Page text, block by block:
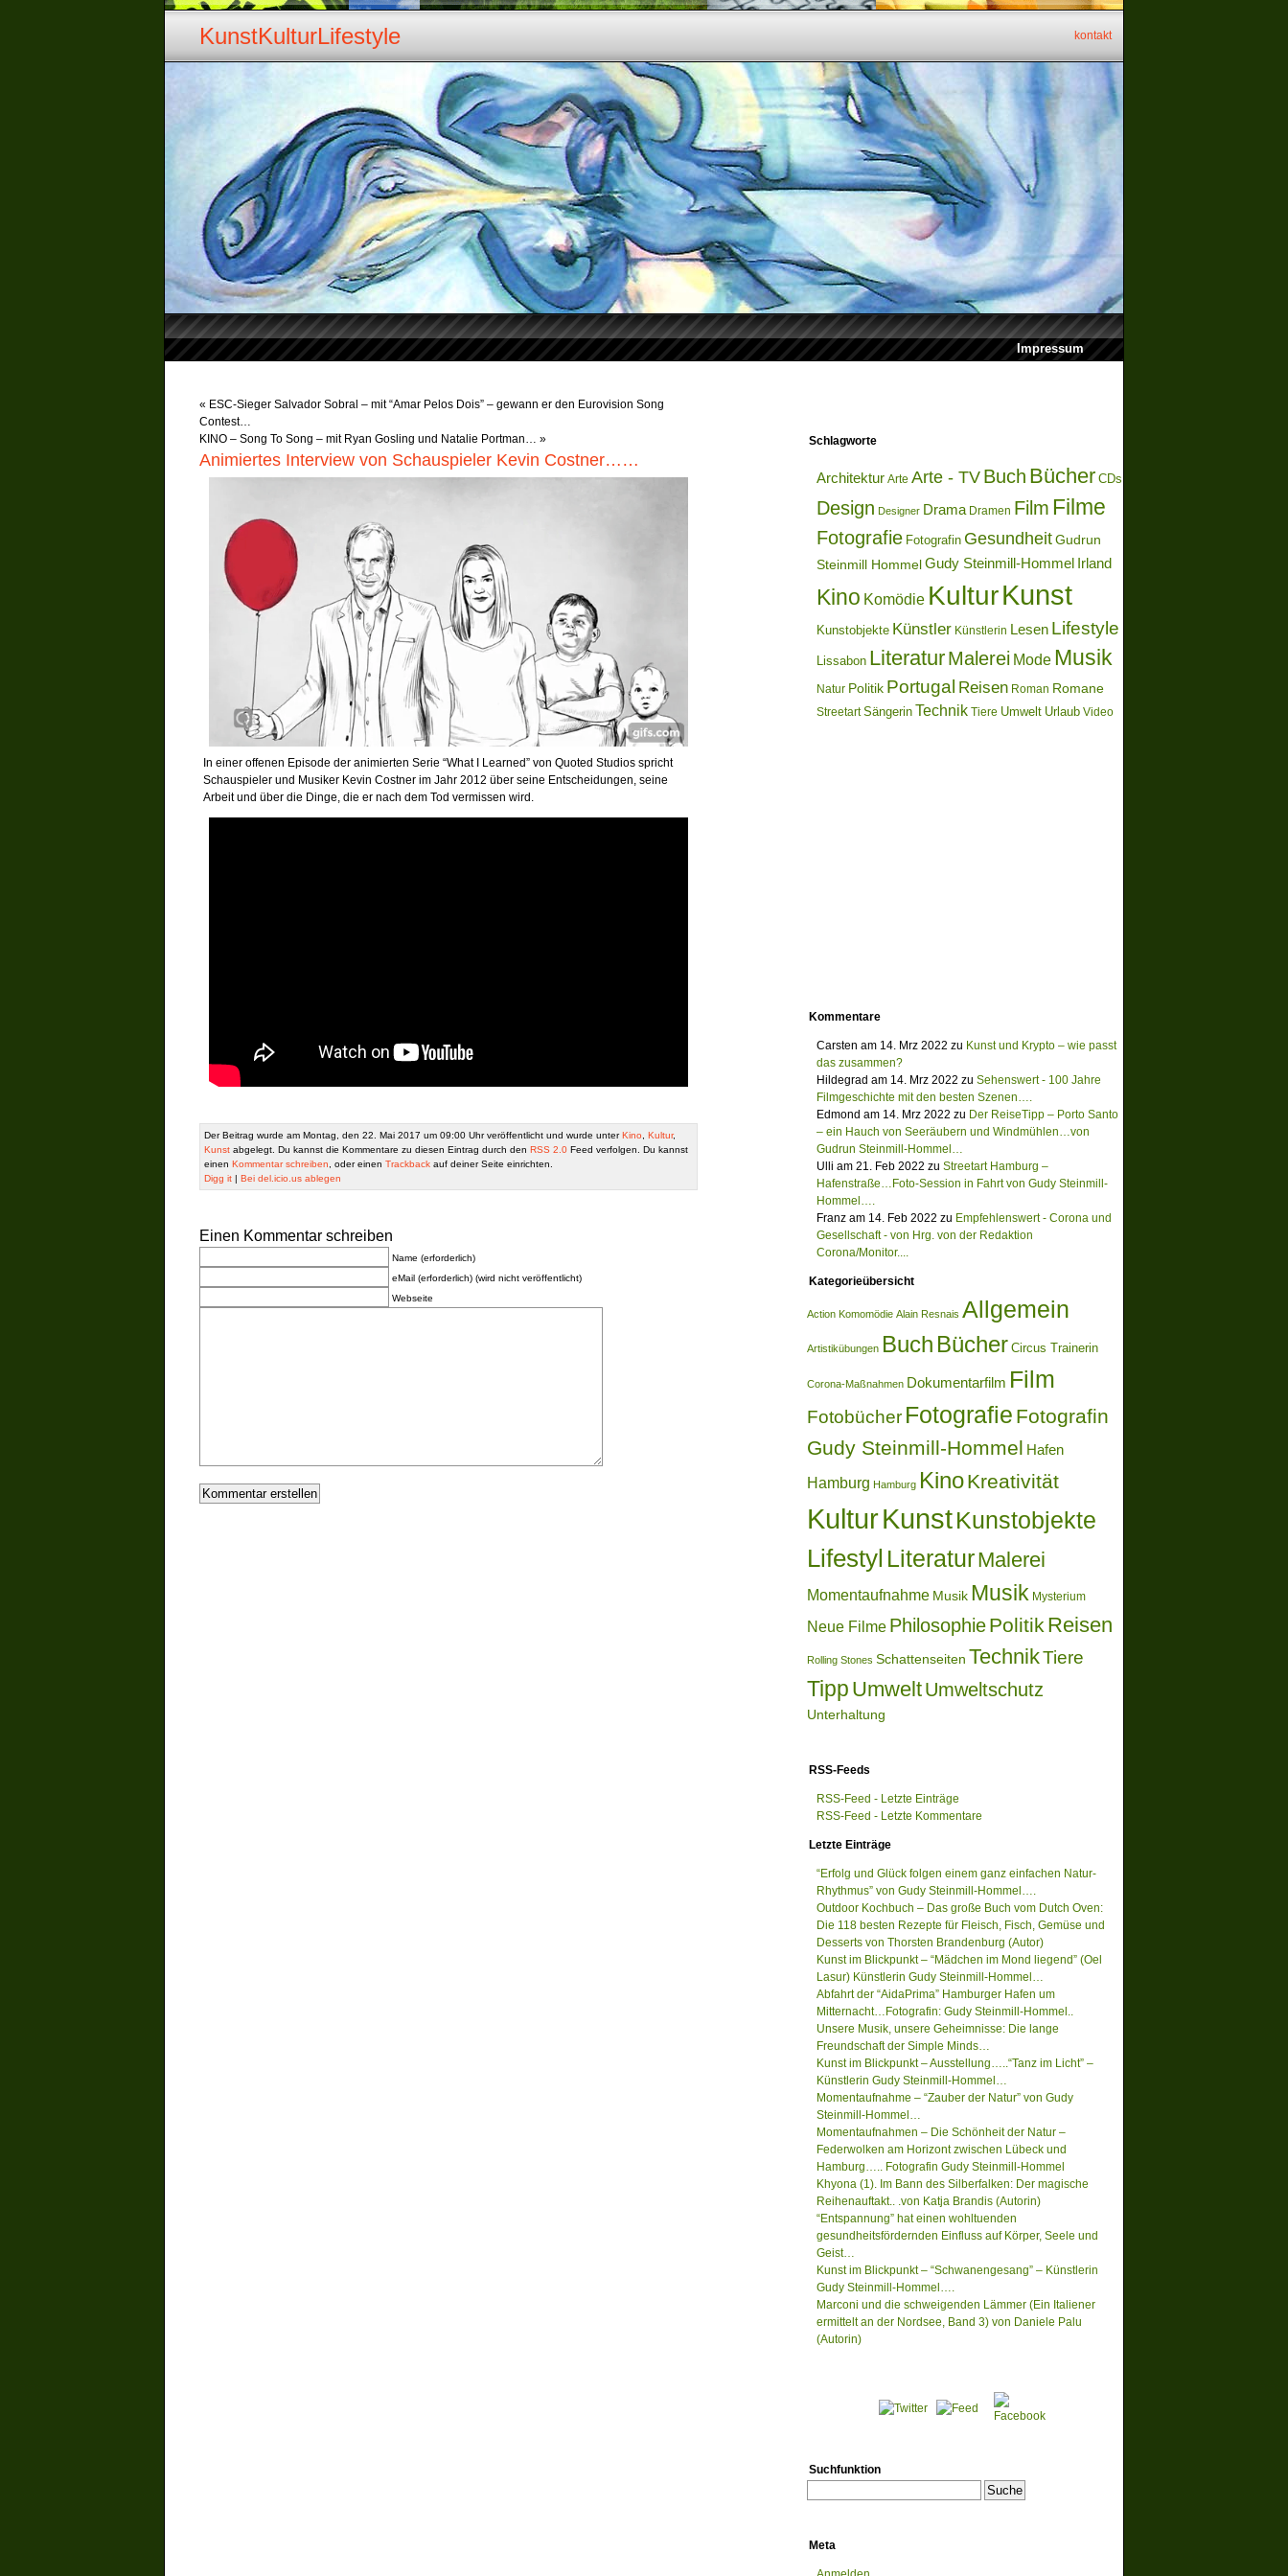
KunstKulturLifestyle kontakt
Impressum
« ESC-Sieger Salvador Sobral – mit “Amar Pelos Dois” – gewann er den Eurovision Song
Contest…
KINO – Song To Song – mit Ryan Gosling und Natalie Portman… »
Animiertes Interview von Schauspieler Kevin Costner……
In einer offenen Episode der animierten Serie “What I Learned” von Quoted Studios spricht
Schauspieler und Musiker Kevin Costner im Jahr 2012 über seine Entscheidungen, seine
Arbeit und über die Dinge, die er nach dem Tod vermissen wird.
Der Beitrag wurde am Montag, den 22. Mai 2017 um 09:00 Uhr veröffentlicht und wurde unterKino Kultur,
Kunst abgelegt. Du kannst die Kommentare zu diesen Eintrag durch den RSS 2.0 Feed verfolgen. Du kannst
einen Kommentar schreiben , oder einen Trackback auf deiner Seite einrichten.
Digg it | Bei del.icio.us ablegen
Einen Kommentar schreiben
Name (erforderlich)
eMail (erforderlich) (wird nicht veröffentlicht)
Webseite
Schlagworte
Architektur Arte Arte - TVBuch Bücher CDs
Design Designer Drama Dramen Film Filme
Fotografie Fotografin Gesundheit Gudrun
Steinmill Hommel Gudy Steinmill-Hommel Irland
Kino Komödie KulturKunst
Kunstobjekte Künstler Künstlerin Lesen Lifestyle
Lissabon LiteraturMalerei Mode Musik
Natur Politik Portugal Reisen Roman Romane
Streetart Sängerin Technik Tiere Umwelt Urlaub Video
Kommentare
Carsten am 14. Mrz 2022 zu Kunst und Krypto – wie passt
das zusammen?
Hildegrad am 14. Mrz 2022 zu Sehenswert - 100 Jahre
Filmgeschichte mit den besten Szenen….
Edmond am 14. Mrz 2022 zu Der ReiseTipp – Porto Santo
– ein Hauch von Seeräubern und Windmühlen…von
Gudrun Steinmill-Hommel…
Ulli am 21. Feb 2022 zu Streetart Hamburg –
Hafenstraße…Foto-Session in Fahrt von Gudy Steinmill-
Hommel….
Franz am 14. Feb 2022 zu Empfehlenswert - Corona und
Gesellschaft - von Hrg. von der Redaktion
Corona/Monitor....
Kategorieübersicht
Action Komomödie Alain Resnais Allgemein
Artistikübungen Buch Bücher Circus Trainerin
Corona-Maßnahmen Dokumentarfilm Film
Fotobücher Fotografie Fotografin
Gudy Steinmill-Hommel Hafen
Hamburg Hamburg KinoKreativität
KulturKunstKunstobjekte
Lifestyl LiteraturMalerei
Momentaufnahme Musik Musik Mysterium
Neue Filme PhilosophiePolitik Reisen
Rolling Stones Schattenseiten TechnikTiere
Tipp UmweltUmweltschutz
Unterhaltung
RSS-Feeds
RSS-Feed - Letzte Einträge
RSS-Feed - Letzte Kommentare
Letzte Einträge
“Erfolg und Glück folgen einem ganz einfachen Natur-
Rhythmus” von Gudy Steinmill-Hommel….
Outdoor Kochbuch – Das große Buch vom Dutch Oven:
Die 118 besten Rezepte für Fleisch, Fisch, Gemüse und
Desserts von Thorsten Brandenburg (Autor)
Kunst im Blickpunkt – “Mädchen im Mond liegend” (Oel
Lasur) Künstlerin Gudy Steinmill-Hommel…
Abfahrt der “AidaPrima” Hamburger Hafen um
Mitternacht…Fotografin: Gudy Steinmill-Hommel..
Unsere Musik, unsere Geheimnisse: Die lange
Freundschaft der Simple Minds…
Kunst im Blickpunkt – Ausstellung…..“Tanz im Licht” –
Künstlerin Gudy Steinmill-Hommel…
Momentaufnahme – “Zauber der Natur” von Gudy
Steinmill-Hommel…
Momentaufnahmen – Die Schönheit der Natur –
Federwolken am Horizont zwischen Lübeck und
Hamburg….. Fotografin Gudy Steinmill-Hommel
Khyona (1). Im Bann des Silberfalken: Der magische
Reihenauftakt.. .von Katja Brandis (Autorin)
“Entspannung” hat einen wohltuenden
gesundheitsfördernden Einfluss auf Körper, Seele und
Geist…
Kunst im Blickpunkt – “Schwanengesang” – Künstlerin
Gudy Steinmill-Hommel….
Marconi und die schweigenden Lämmer (Ein Italiener
ermittelt an der Nordsee, Band 3) von Daniele Palu
(Autorin)
Suchfunktion
Meta